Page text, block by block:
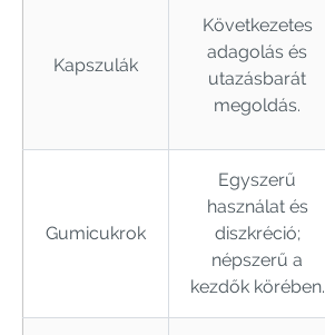
Kapszulák
Következetes
adagolás és
utazásbarát
megoldás.
Gumicukrok
Egyszerű
használat és
diszkréció;
népszerű a
kezdők körében.